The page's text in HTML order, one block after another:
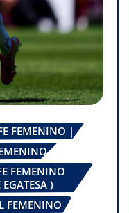
FEMENINO |
FEMENINO
)
FEMENINO